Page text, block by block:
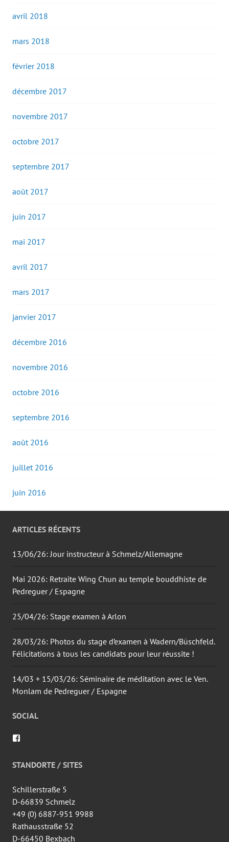
avril 2018
mars 2018
février 2018
décembre 2017
novembre 2017
octobre 2017
septembre 2017
août 2017
juin 2017
mai 2017
avril 2017
mars 2017
janvier 2017
décembre 2016
novembre 2016
octobre 2016
septembre 2016
août 2016
juillet 2016
juin 2016
ARTICLES RÉCENTS
13/06/26: Jour instructeur à Schmelz/Allemagne
Mai 2026: Retraite Wing Chun au temple bouddhiste de
Pedreguer / Espagne
25/04/26: Stage examen à Arlon
28/03/26: Photos du stage d’examen à Wadern/Büschfeld.
Félicitations à tous les candidats pour leur réussite !
14/03 + 15/03/26: Séminaire de méditation avec le Ven.
Monlam de Pedreguer / Espagne
SOCIAL
de
wingtsun.arlon
Facebook
STANDORTE / SITES
Schillerstraße 5
D-66839 Schmelz
+49 (0) 6887-951 9988
Rathausstraße 52
D-66450 Bexbach